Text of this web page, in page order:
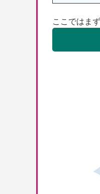
ここではまず